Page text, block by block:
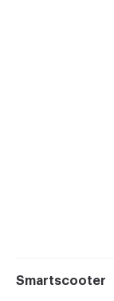
Smartscooter